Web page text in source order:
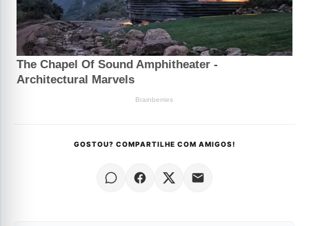
GOSTOU? COMPARTILHE COM AMIGOS!